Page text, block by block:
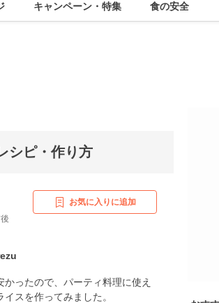
キャンペーン・特集 食の安全
シピ・作り方
お気に入りに追加
かったので、パーティ料理に使え
イスを作ってみました。